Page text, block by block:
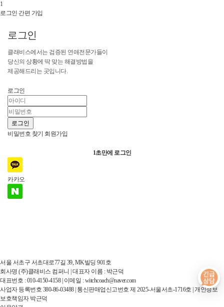
1
로그인 간편 가입
로 그인
클래비 스에 서는 검 증된 연애전 문가들이
당신의 상황에 딱 맞는 해결 방법 을
제 공해 드리 는 곳입 니 다.
로그인
로그인
비밀번호 찾기 회원가입
1초만에 로그인
카카오
서울 서초구 서초대로77길 39, MK빌딩 901호
회사명 (주)클래비스 컴퍼니 | 대표자 이름 : 박근덕
대표번호 : 010-4150-4158 | 이메일 : witchcoach@naver.com
사업자 등록번호 380-86-03488 | 통신판매업신고번호 제 2025-서울서초-1716호 | 개인정보
보호책임자 박근덕